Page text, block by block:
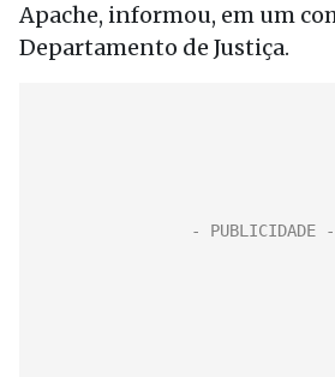
Apache, informou, em um
Departamento de Justiça.